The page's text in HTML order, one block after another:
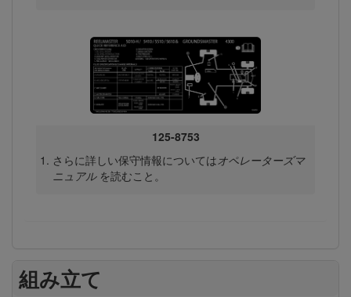
125-8753
さらに詳しい保守情報についてはオペレーターズマ
ニュアルを読むこと。
組み立て